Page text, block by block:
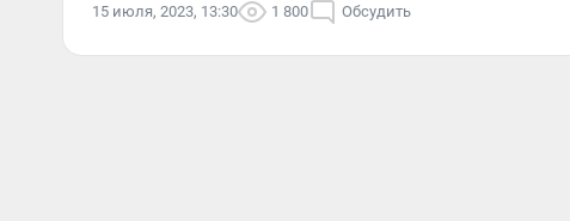
15 июля, 2023, 13:30 1 800 Обсудить